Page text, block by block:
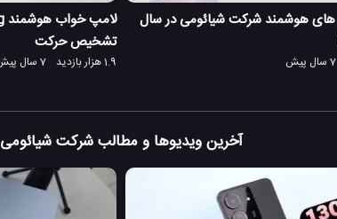
هوشمند شرکت شیائومی در سال
7 سال پیش
تشخیص حرکت
1.9 هزار بازدید 7 سال پیش
آخرین ویدیوها و مطالب شرکت شیائومی